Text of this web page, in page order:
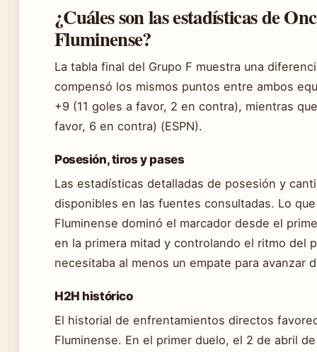
¿Cuáles son las estadísticas de
Fluminense?
La tabla final del Grupo F muestra una
compensó los mismos puntos entre ambos
+9 (11 goles a favor, 2 en contra), mientras
favor, 6 en contra) (ESPN).
Posesión, tiros y pases
Las estadísticas detalladas de posesión y
disponibles en las fuentes consultadas. Lo
Fluminense dominó el marcador desde el
en la primera mitad y controlando el ritmo del
necesitaba al menos un empate para avanzar
H2H histórico
El historial de enfrentamientos directos
Fluminense. En el primer duelo, el 2 de abril